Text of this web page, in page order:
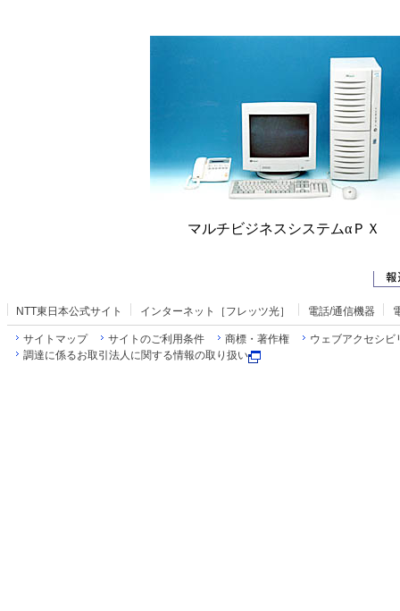
マルチビジネスシステムαＰＸ
NTT東日本公式サイト インターネット［フレッツ光］ 電話/通信機器
サイトマップ サイトのご利用条件 商標・著作権
ウェブアクセシビ
調達に係るお取引法人に関する情報の取り扱い